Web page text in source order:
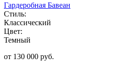
Гардеробная Бавеан
Стиль:
Классический
Цвет:
Темный
от 130 000 руб.